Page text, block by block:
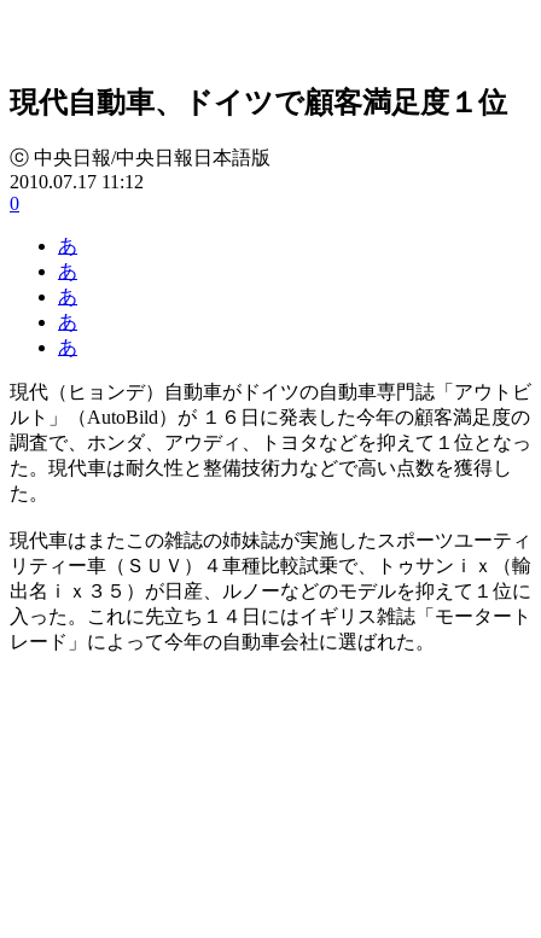
現代自動車、ドイツで顧客満足度１位
ⓒ 中央日報/中央日報日本語版
2010.07.17 11:12
0
あ
あ
あ
あ
あ
現代（ヒョンデ）自動車がドイツの自動車専門誌「アウトビ
ルト」（AutoBild）が １６日に発表した今年の顧客満足度の
調査で、ホンダ、アウディ、トヨタなどを抑えて１位となっ
た。現代車は耐久性と整備技術力などで高い点数を獲得し
た。
現代車はまたこの雑誌の姉妹誌が実施したスポーツユーティ
リティー車（ＳＵＶ）４車種比較試乗で、トゥサンｉｘ（輸
出名ｉｘ３５）が日産、ルノーなどのモデルを抑えて１位に
入った。これに先立ち１４日にはイギリス雑誌「モータート
レード」によって今年の自動車会社に選ばれた。